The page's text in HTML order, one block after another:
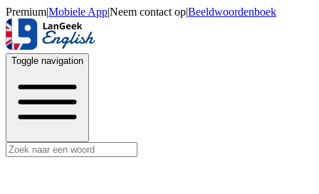
Premium|Mobiele App|Neem contact op|Beeldwoordenboek
Toggle navigation